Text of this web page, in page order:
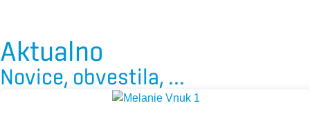
Aktualno
Novice, obvestila, ...